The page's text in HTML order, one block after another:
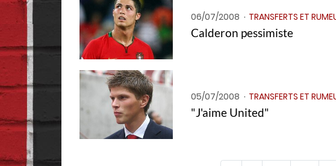
06/07/2008 TRANSFERTS ET
Calderon pessimiste
05/07/2008 TRANSFERTS ET
"J'aime United"